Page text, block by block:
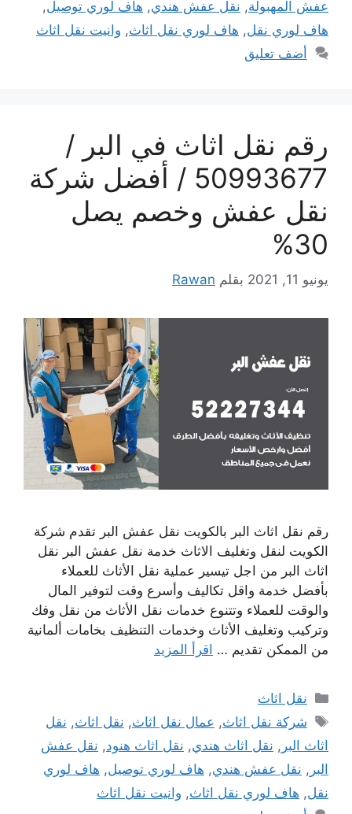
عفش المهبولة, نقل عفش هندي, هاف لوري توصيل,
هاف لوري نقل, هاف لوري نقل اثاث, وانيت نقل اثاث
أضف تعليق
رقم نقل اثاث في البر /
50993677 / أفضل شركة
نقل عفش وخصم يصل
30%
يونيو 11, 2021 بقلم Rawan
رقم نقل اثاث البر بالكويت نقل عفش البر تقدم شركة
الكويت لنقل وتغليف الاثاث خدمة نقل عفش البر نقل
اثاث البر من اجل تيسير عملية نقل الأثاث للعملاء
بأفضل خدمة واقل تكاليف وأسرع وقت لتوفير المال
والوقت للعملاء وتتنوع خدمات نقل الأثاث من نقل وفك
وتركيب وتغليف الأثاث وخدمات التنظيف بخامات ألمانية
من الممكن تقديم … اقرأ المزيد
التصنيفات
نقل اثاث
الوسوم
شركة نقل اثاث, عمال نقل اثاث, نقل اثاث, نقل
اثاث البر , نقل اثاث هندي, نقل اثاث هنود, نقل عفش
البر , نقل عفش هندي, هاف لوري توصيل, هاف لوري
نقل, هاف لوري نقل اثاث, وانيت نقل اثاث